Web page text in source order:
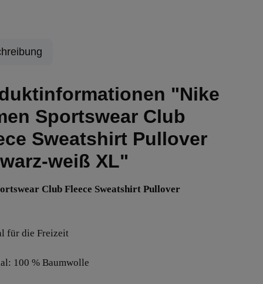
"Nike
Sportswear Club
Sweatshirt Pullover
weiß XL"
Club Fleece Sweatshirt Pullover
für die Freizeit
100 % Baumwolle